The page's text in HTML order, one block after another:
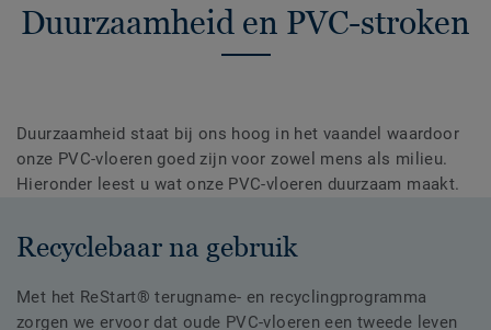
Duurzaamheid en PVC-stroken
Duurzaamheid staat bij ons hoog in het vaandel waardoor
onze PVC-vloeren goed zijn voor zowel mens als milieu.
Hieronder leest u wat onze PVC-vloeren duurzaam maakt.
Recyclebaar na gebruik
Met het ReStart® terugname- en recyclingprogramma
zorgen we ervoor dat oude PVC-vloeren een tweede leven